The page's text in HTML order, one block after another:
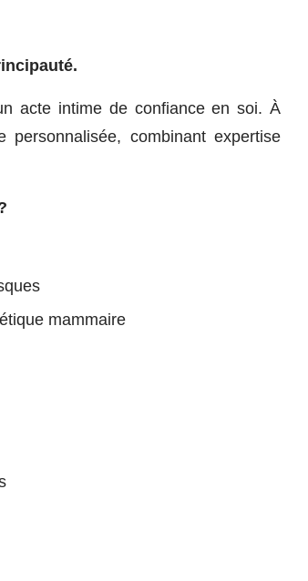
acte intime de confiance en soi. À
combinant expertise
mammaire